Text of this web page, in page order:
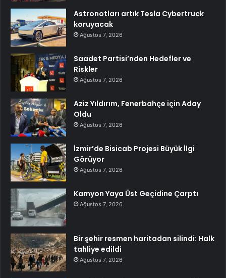
Astronotları artık Tesla Cybertruck
koruyacak
Ağustos 7, 2026
Saadet Partisi’nden Hedefler ve
Riskler
Ağustos 7, 2026
Aziz Yıldırım, Fenerbahçe için Aday
Oldu
Ağustos 7, 2026
İzmir’de Bisicab Projesi Büyük İlgi
Görüyor
Ağustos 7, 2026
Kamyon Yaya Üst Geçidine Çarptı
Ağustos 7, 2026
Bir şehir resmen haritadan silindi: Halk
tahliye edildi
Ağustos 7, 2026